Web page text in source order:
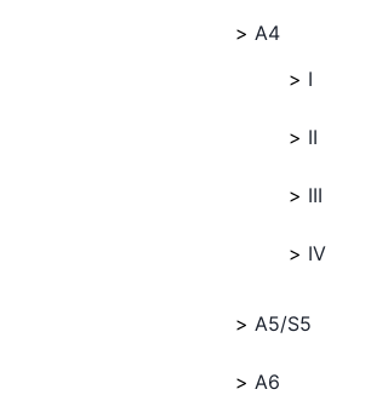
A4
I
II
III
IV
A5/S5
A6